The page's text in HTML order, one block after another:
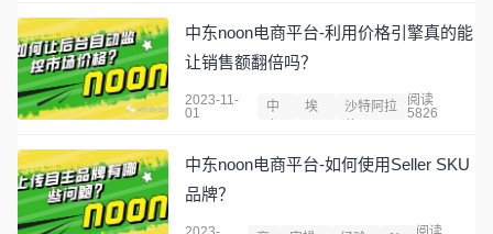
中东noon电商平台-利用价格引擎真的能
让销售额翻倍吗？
2023-11-
01
中
埃
沙特阿拉
阅读
5826
中东noon电商平台-如何使用Seller SKU
品牌？